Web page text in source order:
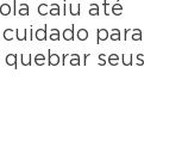
caiu até
para
seus